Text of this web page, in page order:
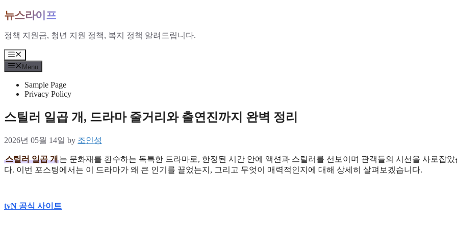
Skip
to
content
뉴스라이프
정책 지원금, 청년 지원 정책, 복지 정책 알려드립니다.
Menu
Menu
Sample Page
Privacy Policy
스틸러 일곱 개, 드라마 줄거리와 출연진까지 완벽 정리
2026년 05월 14일 by 조인성
스틸러 일곱 개는 문화재를 환수하는 독특한 드라마로, 한정된 시간 안에 액션과 스릴러를 선보이며 관객들의 시선을 사로잡았
다. 이번 포스팅에서는 이 드라마가 왜 큰 인기를 끌었는지, 그리고 무엇이 매력적인지에 대해 상세히 살펴보겠습니다.
tvN 공식 사이트